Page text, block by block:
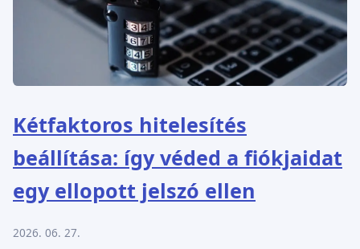
Kétfaktoros hitelesítés
beállítása: így véded a fiókjaidat
egy ellopott jelszó ellen
2026. 06. 27.